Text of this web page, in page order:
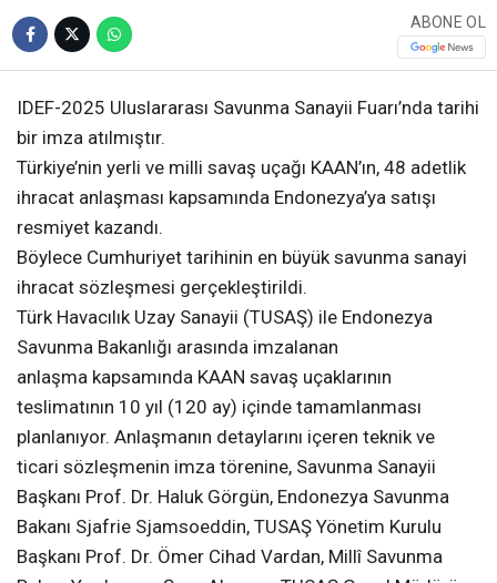
ABONE OL
IDEF-2025 Uluslararası Savunma Sanayii Fuarı’nda tarihi
bir imza atılmıştır.
Türkiye’nin yerli ve milli savaş uçağı KAAN’ın, 48 adetlik
ihracat anlaşması kapsamında Endonezya’ya satışı
resmiyet kazandı.
Böylece Cumhuriyet tarihinin en büyük savunma sanayi
ihracat sözleşmesi gerçekleştirildi.
Türk Havacılık Uzay Sanayii (TUSAŞ) ile Endonezya
Savunma Bakanlığı arasında imzalanan
anlaşma kapsamında KAAN savaş uçaklarının
teslimatının 10 yıl (120 ay) içinde tamamlanması
planlanıyor. Anlaşmanın detaylarını içeren teknik ve
ticari sözleşmenin imza törenine, Savunma Sanayii
Başkanı Prof. Dr. Haluk Görgün, Endonezya Savunma
Bakanı Sjafrie Sjamsoeddin, TUSAŞ Yönetim Kurulu
Başkanı Prof. Dr. Ömer Cihad Vardan, Millî Savunma